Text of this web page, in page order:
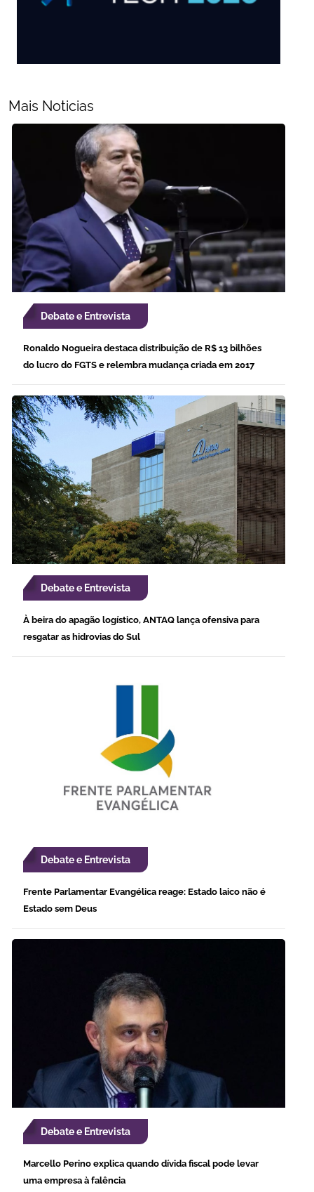
Mais Noticias
Debate e Entrevista
Ronaldo Nogueira destaca distribuição de R$ 13 bilhões
do lucro do FGTS e relembra mudança criada em 2017
Debate e Entrevista
À beira do apagão logístico, ANTAQ lança ofensiva para
resgatar as hidrovias do Sul
Debate e Entrevista
Frente Parlamentar Evangélica reage: Estado laico não é
Estado sem Deus
Debate e Entrevista
Marcello Perino explica quando dívida fiscal pode levar
uma empresa à falência